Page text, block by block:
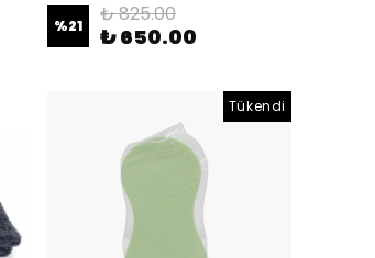
%21 ₺ 825.00
₺ 650.00
Tükendi